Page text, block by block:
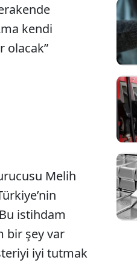
kendi
olacak”
Melih
istihdam
bir şey var
iyi tutmak